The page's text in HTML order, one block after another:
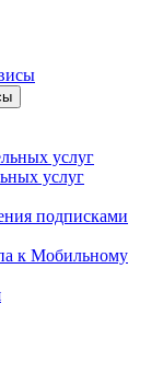
услуг
услуг
подписками
к Мобильному